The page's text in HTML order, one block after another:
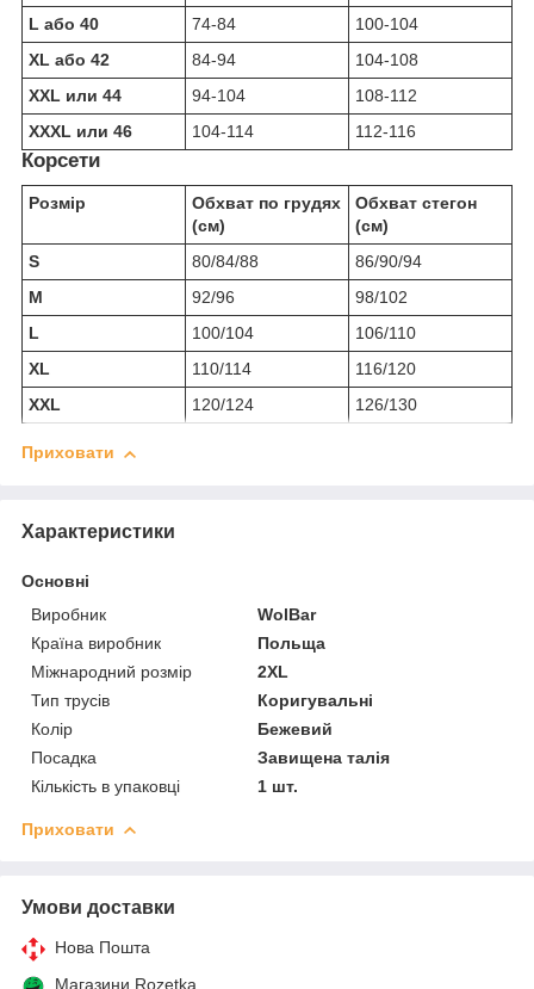
L або 40
74-84
100-104
XL або 42
84-94
104-108
XXL или 44
94-104
108-112
XXXL или 46
104-114 112-116
Корсети
Розмір
Обхват по грудях
(см)
Обхват стегон
(см)
S
80/84/88
86/90/94
M
92/96
98/102
L
100/104
106/110
XL
110/114
116/120
XXL
120/124 126/130
Приховати
Характеристики
Основні
Виробник
WolBar
Країна виробник
Польща
Міжнародний розмір
2XL
Тип трусів
Коригувальні
Колір
Бежевий
Посадка
Завищена талія
Кількість в упаковці
1 шт.
Приховати
Умови доставки
Нова Пошта
Магазини Rozetka